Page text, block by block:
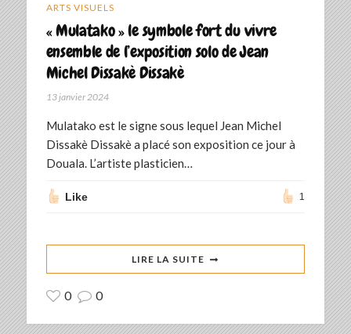
ARTS VISUELS
« Mulatako » le symbole fort du vivre
ensemble de l’exposition solo de Jean
Michel Dissakè Dissakè
13 janvier 2024
Mulatako est le signe sous lequel Jean Michel
Dissakè Dissakè a placé son exposition ce jour à
Douala. L’artiste plasticien…
Like 1
LIRE LA SUITE
0 0